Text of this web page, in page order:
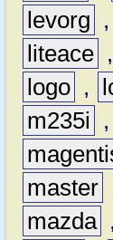
levorg
,
liteace ,
logo ,
m235i
,
master
mazda ,